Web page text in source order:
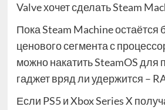
Valve хочет сделать Steam
Пока Steam Machine остаётся
ценового сегмента с
можно накатить SteamOS для
гаджет вряд ли удержится –
Если PS5 и Xbox Series X